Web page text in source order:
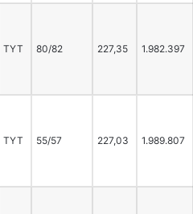
TYT 80/82 227,35 1.982.397
TYT 55/57 227,03 1.989.807